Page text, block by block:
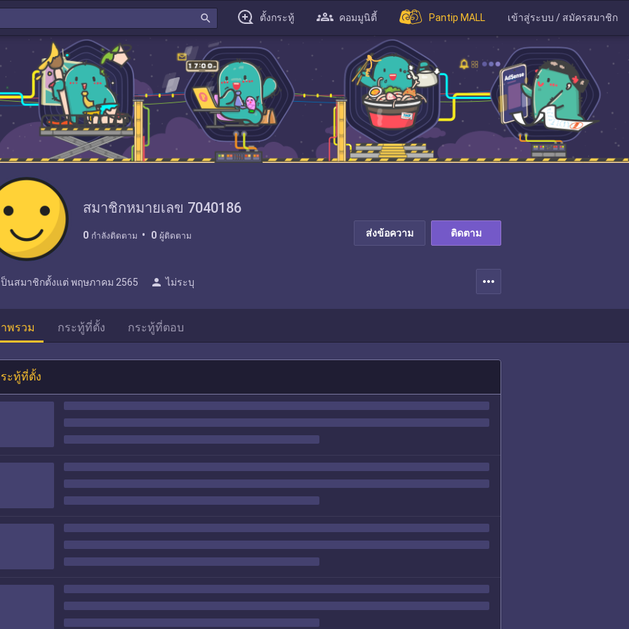
search ตั้งกระทู้ คอมมูนิตี้ Pantip MALL เข้าสู่ระบบ / สมัครสมาชิก
สมาชิกหมายเลข 7040186
0 กำลังติดตาม 0 ผู้ติดตาม ส่งข้อความ ติดตาม
ป็นสมาชิกตั้งแต่ พฤษภาคม 2565 person ไม่ระบุ more_horiz
พรวม กระทู้ที่ตั้ง กระทู้ที่ตอบ
ะทู้ที่ตั้ง